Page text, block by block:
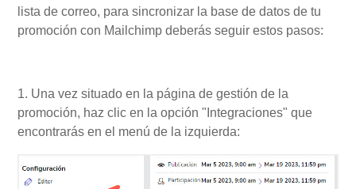
lista de correo, para sincronizar la base de datos de tu
promoción con Mailchimp deberás seguir estos pasos:
1. Una vez situado en la página de gestión de la
promoción, haz clic en la opción "Integraciones" que
encontrarás en el menú de la izquierda: